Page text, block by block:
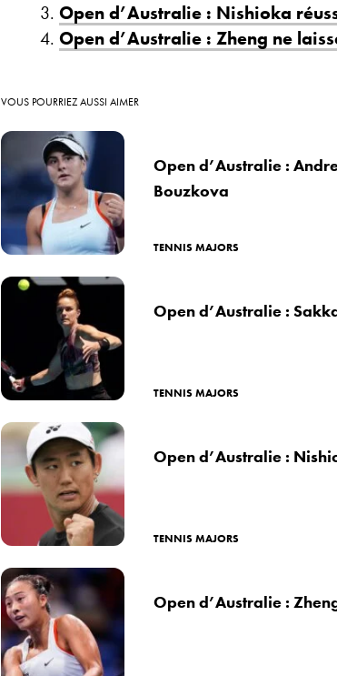
Open d’Australie : Nishioka
Open d’Australie : Zheng ne
VOUS POURRIEZ AUSSI AIMER
Open d’Australie :
Bouzkova
TENNIS MAJORS
Open d’Australie :
TENNIS MAJORS
Open d’Australie :
TENNIS MAJORS
Open d’Australie :